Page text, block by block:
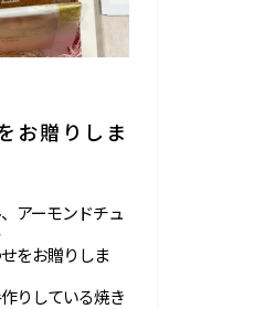
お贈りしま
アーモンドチュ
をお贈りしま
りしている焼き